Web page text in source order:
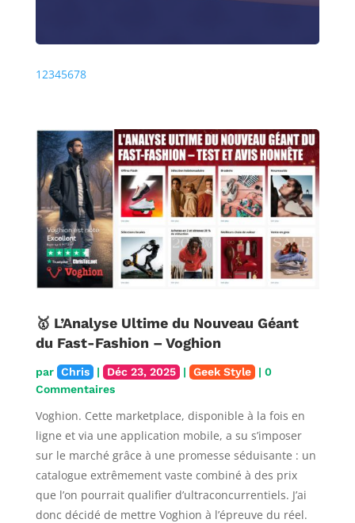
12345678
🥇 L’Analyse Ultime du Nouveau Géant
du Fast-Fashion – Voghion
par Chris | Déc 23, 2025 | Geek Style | 0
Commentaires
Voghion. Cette marketplace, disponible à la fois en
ligne et via une application mobile, a su s’imposer
sur le marché grâce à une promesse séduisante : un
catalogue extrêmement vaste combiné à des prix
que l’on pourrait qualifier d’ultraconcurrentiels. J’ai
donc décidé de mettre Voghion à l’épreuve du réel.